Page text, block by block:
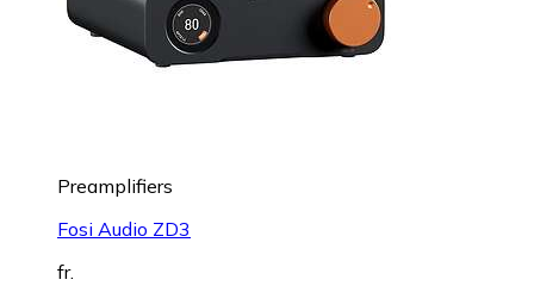
Preamplifiers
Fosi Audio ZD3
fr.